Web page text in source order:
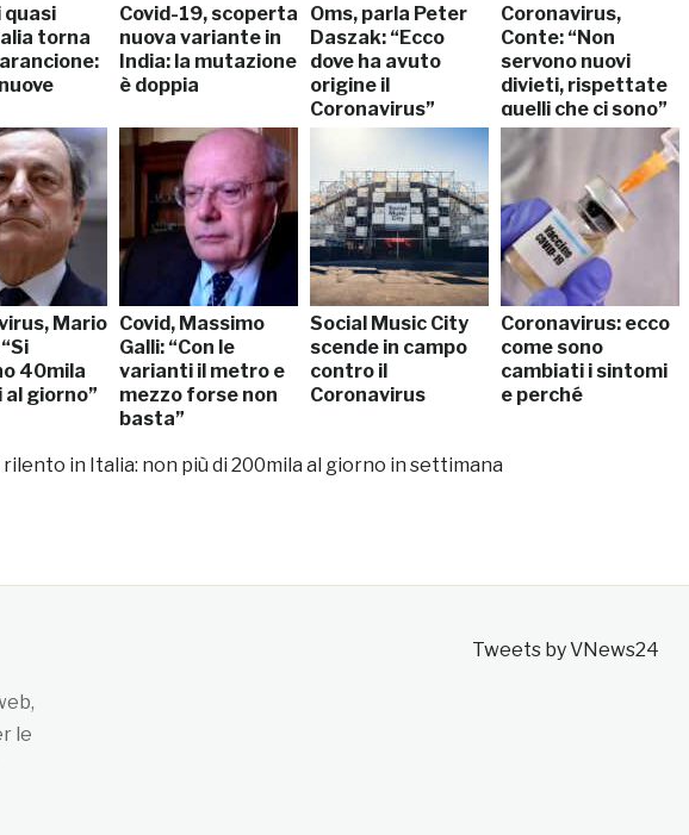
quasi
torna
Covid-19, scoperta
nuova variante in
India: la mutazione
è doppia
Oms, parla Peter
Daszak: “Ecco
dove ha avuto
origine il
Coronavirus”
Coronavirus,
Conte: “Non
servono nuovi
divieti, rispettate
quelli che ci sono”
Mario
40mila
giorno”
Covid, Massimo
Galli: “Con le
varianti il metro e
mezzo forse non
basta”
Social Music City
scende in campo
contro il
Coronavirus
Coronavirus: ecco
come sono
cambiati i sintomi
e perché
rilento in Italia: non più di 200mila al giorno in settimana
le
Tweets by VNews24